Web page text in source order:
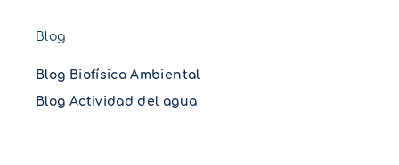
Blog
Blog Biofísica Ambiental
Blog Actividad del agua